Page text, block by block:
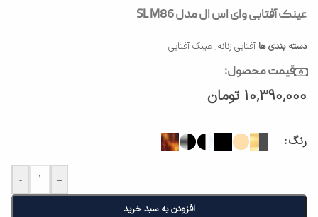
عینک آفتابی وای اس ال مدل SL M86
دسته بندی ها آفتابی زنانه, عینک آفتابی
قیمت محصول:
10,390,000 تومان
رنگ
- +
افزودن به سبد خرید